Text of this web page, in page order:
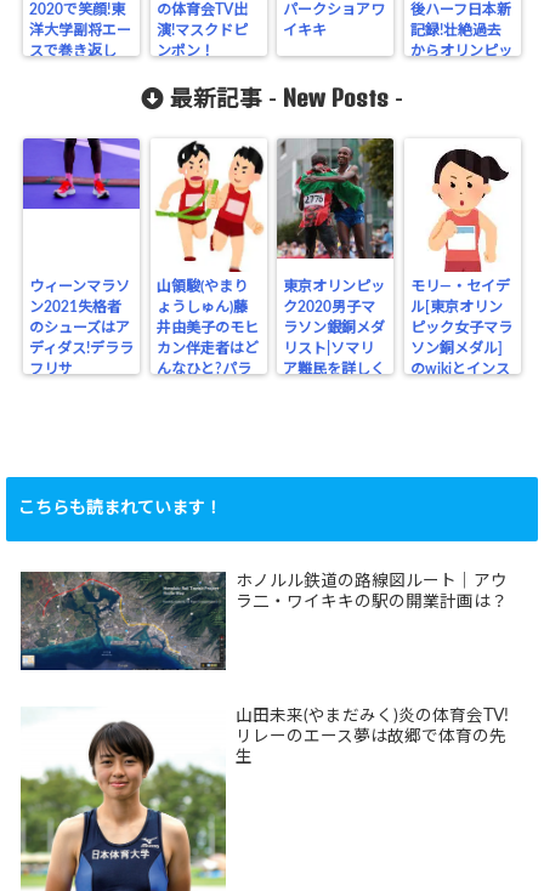
2020で笑顔!東
洋大学副将エー
スで巻き返し
の体育会TV出
演!マスクドピ
ンポン！
パークショアワ
イキキ
後ハーフ日本新
記録!壮絶過去
からオリンピッ
最新記事 - New Posts -
ウィーンマラソ
ン2021失格者
のシューズはア
ディダス!デララ
フリサ
山領駿(やまり
ょうしゅん)藤
井由美子のモヒ
カン伴走者はど
んなひと?パラ
東京オリンピッ
ク2020男子マ
ラソン銀銅メダ
リスト|ソマリ
ア難民を詳しく
モリ―・セイデ
ル[東京オリン
ピック女子マラ
ソン銅メダル]
のwikiとインス
こちらも読まれています！
ホノルル鉄道の路線図ルート｜アウ
ラ二・ワイキキの駅の開業計画は？
山田未来(やまだみく)炎の体育会TV!
リレーのエース夢は故郷で体育の先
生